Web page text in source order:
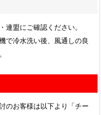
盟にご確認ください。
で冷水洗い後、風通しの良
のお客様は以下より「チー